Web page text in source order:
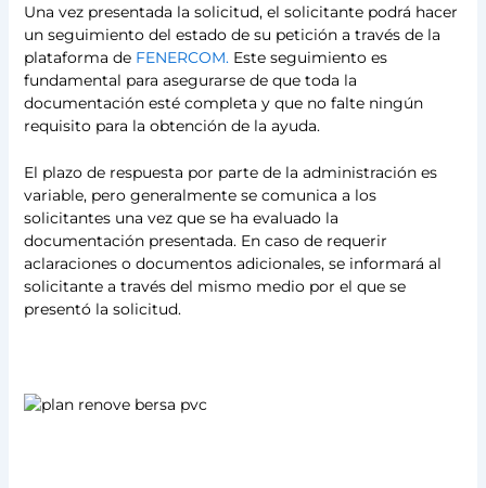
Una vez presentada la solicitud, el solicitante podrá hacer
un seguimiento del estado de su petición a través de la
plataforma de FENERCOM.Este seguimiento es
fundamental para asegurarse de que toda la
documentación esté completa y que no falte ningún
requisito para la obtención de la ayuda.
El plazo de respuesta por parte de la administración es
variable, pero generalmente se comunica a los
solicitantes una vez que se ha evaluado la
documentación presentada. En caso de requerir
aclaraciones o documentos adicionales, se informará al
solicitante a través del mismo medio por el que se
presentó la solicitud.